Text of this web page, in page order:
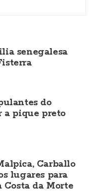
senegalesa
do
a pique preto
Carballo
lugares para
da Morte